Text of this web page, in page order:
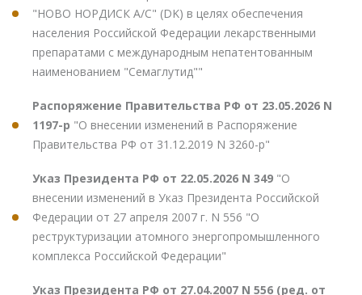
"НОВО НОРДИСК А/С" (DK) в целях обеспечения
населения Российской Федерации лекарственными
препаратами с международным непатентованным
наименованием "Семаглутид""
Распоряжение Правительства РФ от 23.05.2026 N
1197-р "О внесении изменений в Распоряжение
Правительства РФ от 31.12.2019 N 3260-р"
Указ Президента РФ от 22.05.2026 N 349 "О
внесении изменений в Указ Президента Российской
Федерации от 27 апреля 2007 г. N 556 "О
реструктуризации атомного энергопромышленного
комплекса Российской Федерации"
Указ Президента РФ от 27.04.2007 N 556 (ред. от